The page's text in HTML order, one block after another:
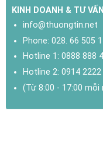
KINH DOANH & TƯ VẤN
info@thuongtin.net
Phone: 028. 66 505
Hotline 1: 0888 888
Hotline 2: 0914 2222
(Từ 8:00 - 17:00 mỗi